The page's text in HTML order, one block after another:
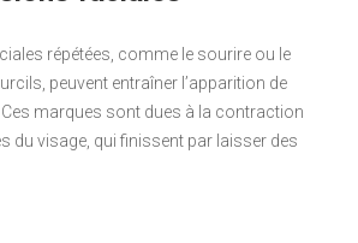
répétées, comme le sourire ou le
peuvent entraîner l’apparition de
Ces marques sont dues à la contraction
du visage, qui finissent par laisser des